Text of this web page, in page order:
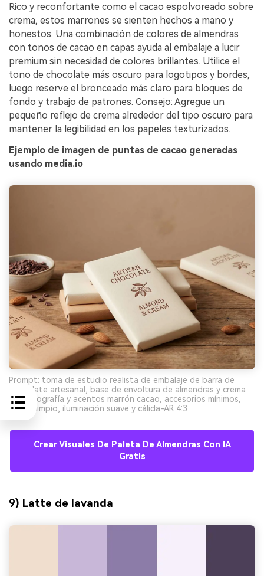
Rico y reconfortante como el cacao espolvoreado sobre
crema, estos marrones se sienten hechos a mano y
honestos. Una combinación de colores de almendras
con tonos de cacao en capas ayuda al embalaje a lucir
premium sin necesidad de colores brillantes. Utilice el
tono de chocolate más oscuro para logotipos y bordes,
luego reserve el bronceado más claro para bloques de
fondo y trabajo de patrones. Consejo: Agregue un
pequeño reflejo de crema alrededor del tipo oscuro para
mantener la legibilidad en los papeles texturizados.
Ejemplo de imagen de puntas de cacao generadas
usando media.io
Prompt: toma de estudio realista de embalaje de barra de
chocolate artesanal, base de envoltura de almendras y crema
con tipografía y acentos marrón cacao, accesorios mínimos,
fondo limpio, iluminación suave y cálida-AR 4:3
Crear Visuales De Paleta De Almendras Con IA
Gratis
9) Latte de lavanda